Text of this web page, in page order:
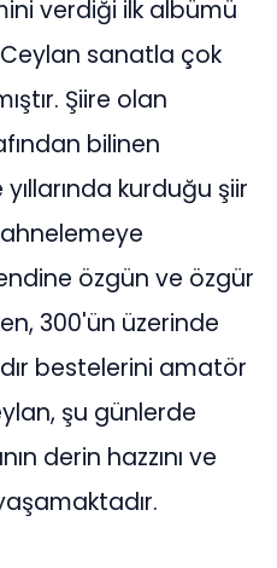
verdiği ilk albümü
sanatla çok
Şiire olan
bilinen
kurduğu şiir
özgün ve özgür
300'ün üzerinde
bestelerini amatör
şu günlerde
derin hazzını ve